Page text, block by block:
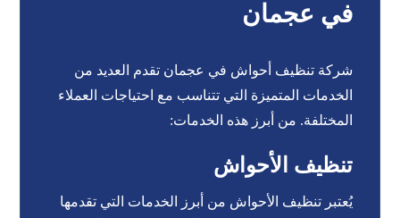
في عجمان
شركة تنظيف أحواش في عجمان تقدم العديد من
الخدمات المتميزة التي تتناسب مع احتياجات العملاء
المختلفة. من أبرز هذه الخدمات:
تنظيف الأحواش
يُعتبر تنظيف الأحواش من أبرز الخدمات التي تقدمها